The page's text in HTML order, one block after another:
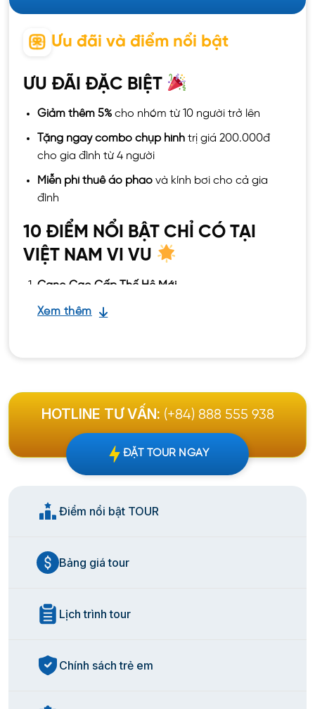
Ưu đãi và điểm nổi bật
ƯU ĐÃI ĐẶC BIỆT
Giảm thêm 5% cho nhóm từ 10 người trở lên
Tặng ngay combo chụp hình trị giá 200.000đ
cho gia đình từ 4 người
Miễn phí thuê áo phao và kính bơi cho cả gia
đình
10 ĐIỂM NỔI BẬT CHỈ CÓ TẠI
VIỆT NAM VI VU
Cano Cao Cấp Thế Hệ Mới
Ghế ngồi êm ái, rộng rãi
Dịch Vụ Lặn Ngắm San Hô Chuyên Nghiệp
Thiết bị Snorkeling cao cấp, mới 100%
Chụp ảnh dưới nước miễn phí
Phục vụ theo nhóm riêng
Điểm Dừng Chân Độc Quyền
Xem thêm
HOTLINE TƯ VẤN: (+84) 888 555 938
ĐẶT TOUR NGAY
Điểm nổi bật TOUR
Bảng giá tour
Lịch trình tour
Chính sách trẻ em